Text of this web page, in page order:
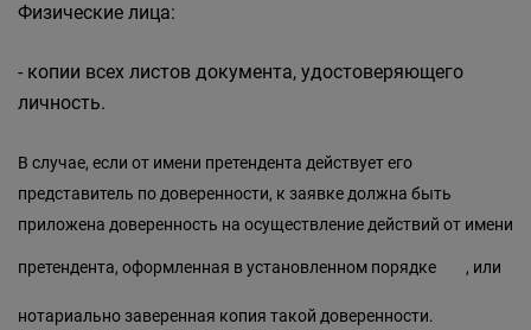
Физические лица:
- копии всех листов документа, удостоверяющего
личность.
В случае, если от имени претендента действует его
представитель по доверенности, к заявке должна быть
приложена доверенность на осуществление действий от имени
претендента, оформленная в установленном порядке , или
нотариально заверенная копия такой доверенности.